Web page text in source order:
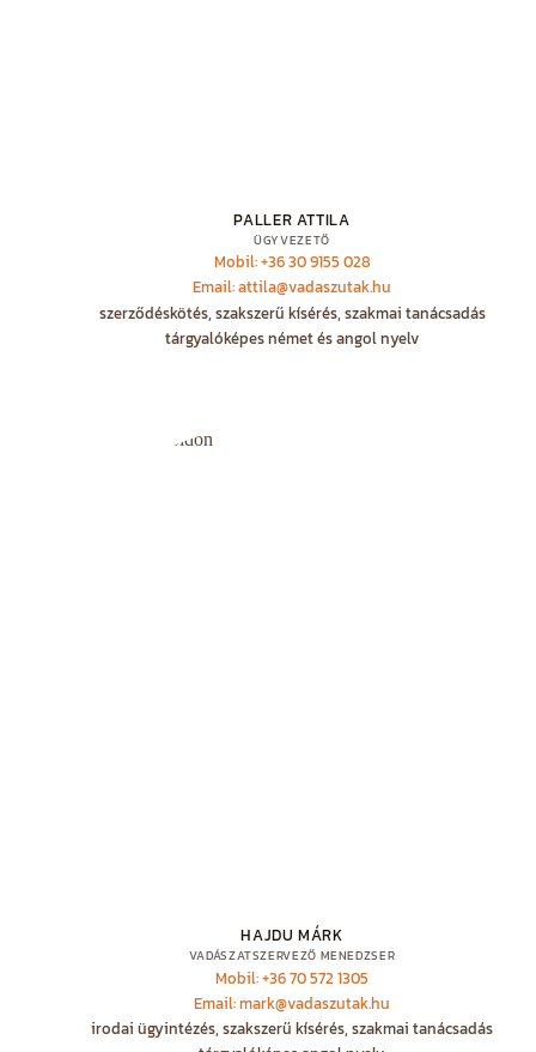
PALLER ATTILA
ÜGYVEZETŐ
Mobil: +36 30 9155 028
Email: attila@vadaszutak.hu
szerződéskötés, szakszerű kísérés, szakmai tanácsadás
tárgyalóképes német és angol nyelv
HAJDU MÁRK
VADÁSZATSZERVEZŐ MENEDZSER
Mobil: +36 70 572 1305
Email: mark@vadaszutak.hu
irodai ügyintézés, szakszerű kísérés, szakmai tanácsadás